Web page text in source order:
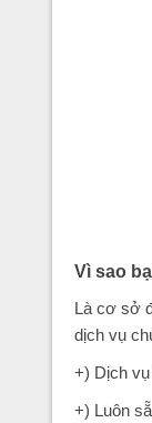
Vì sao
Là cơ sở
dịch vụ
+) Dịch
+) Luôn